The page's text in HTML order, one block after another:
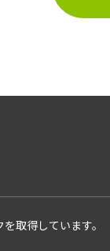
示を請求するこ
りや変更があっ
、消去、または
付けております
取得しています。